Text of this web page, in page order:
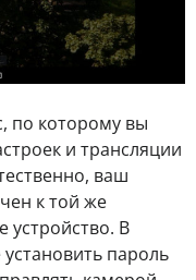
по которому вы
и трансляции
ваш
к той же
устройство. В
пароль